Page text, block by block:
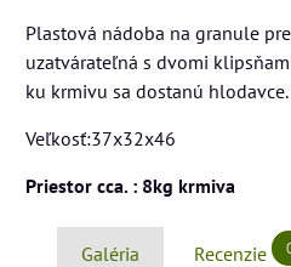
Plastová nádoba na granule
uzatvárateľná s dvomi
ku krmivu sa dostanú hlodavce.
Veľkosť:37x32x46
Priestor cca. : 8kg krmiva
Galéria Recenzie